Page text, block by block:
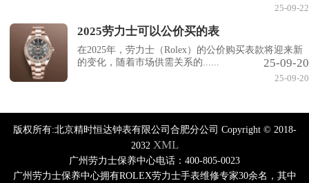
25-09-22
2025劳力士可以公价买的表
在2025年，劳力士（Rolex）的公价购买表款将迎来新
的变化，随着市场供需关系的......
25-09-20
25-09-20
版权所有:北京精时恒达钟表有限公司合肥分公司 Copyright © 2018-
2032 XML
广州劳力士保养中心电话：400-805-0023
广州劳力士保养中心拥有ROLEX劳力士手表维修专家30余名，其中